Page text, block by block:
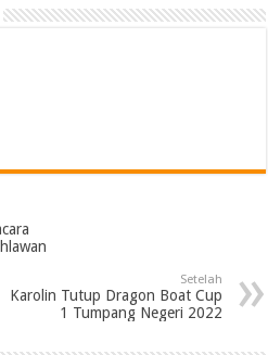
Setelah
Karolin Tutup Dragon Boat Cup
1 Tumpang Negeri 2022